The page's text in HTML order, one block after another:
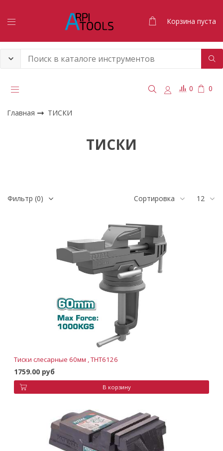
Корзина пуста
0 0
Главная ТИСКИ
ТИСКИ
Фильтр (0) Сортировка 12
Тиски слесарные 60мм , THT6126
1759.00 руб
В корзину